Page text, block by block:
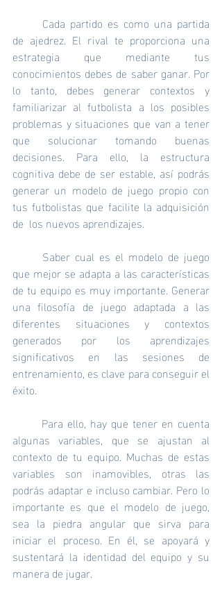
de ajedrez. El rival te proporciona una
estrategia que mediante tus
conocimientos debes de saber ganar. Por
lo tanto, debes generar contextos y
familiarizar al futbolista a los posibles
problemas y situaciones que van a tener
que solucionar tomando buenas
decisiones. Para ello, la estructura
cognitiva debe de ser estable, así podrás
generar un modelo de juego propio con
tus futbolistas que facilite la adquisición
de  los nuevos aprendizajes.
que mejor se adapta a las características
de tu equipo es muy importante. Generar
una filosofía de juego adaptada a las
diferentes situaciones y contextos
generados por los aprendizajes
significativos en las sesiones de
entrenamiento, es clave para conseguir el
éxito.
algunas variables, que se ajustan al
contexto de tu equipo. Muchas de estas
variables son inamovibles, otras las
podrás adaptar e incluso cambiar. Pero lo
importante es que el modelo de juego,
sea la piedra angular que sirva para
iniciar el proceso. En él, se apoyará y
sustentará la identidad del equipo y su
manera de jugar.